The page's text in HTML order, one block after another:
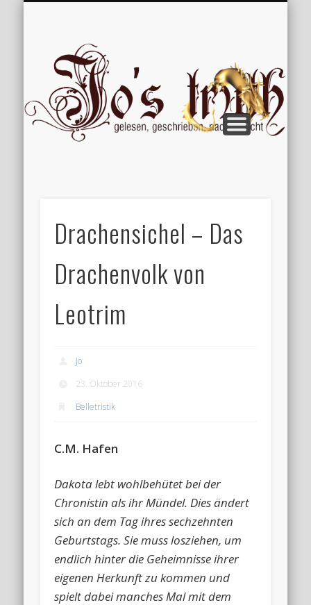
Drachensichel – Das
Drachenvolk von
Leotrim
Jo
23. Oktober 2016
Belletristik
C.M. Hafen
Dakota lebt wohlbehütet bei der
Chronistin als ihr Mündel. Dies ändert
sich an dem Tag ihres sechzehnten
Geburtstags. Sie muss losziehen, um
endlich hinter die Geheimnisse ihrer
eigenen Herkunft zu kommen und
spielt dabei manches Mal mit dem